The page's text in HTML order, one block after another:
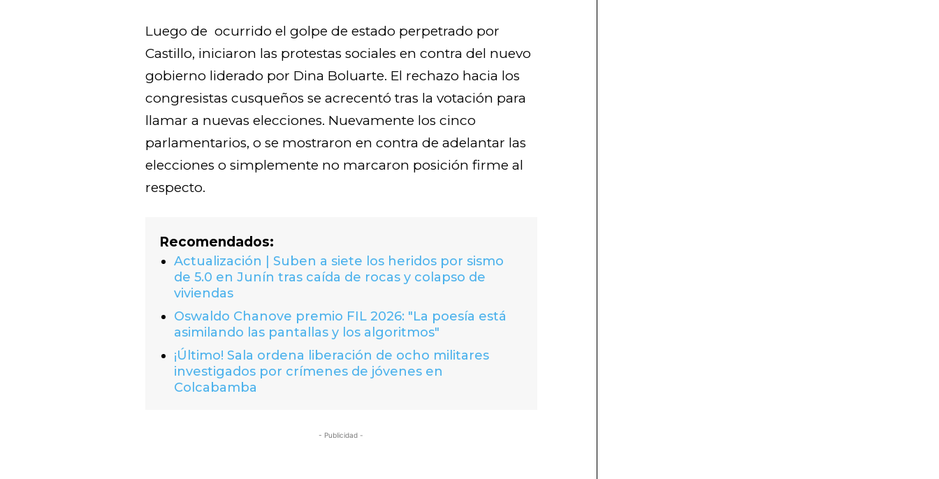
Luego de ocurrido el golpe de estado perpetrado por
Castillo, iniciaron las protestas sociales en contra del nuevo
gobierno liderado por Dina Boluarte. El rechazo hacia los
congresistas cusqueños se acrecentó tras la votación para
llamar a nuevas elecciones. Nuevamente los cinco
parlamentarios, o se mostraron en contra de adelantar las
elecciones o simplemente no marcaron posición firme al
respecto.
Recomendados:
Actualización | Suben a siete los heridos por sismo
de 5.0 en Junín tras caída de rocas y colapso de
viviendas
Oswaldo Chanove premio FIL 2026: "La poesía está
asimilando las pantallas y los algoritmos"
¡Último! Sala ordena liberación de ocho militares
investigados por crímenes de jóvenes en
Colcabamba
- Publicidad -